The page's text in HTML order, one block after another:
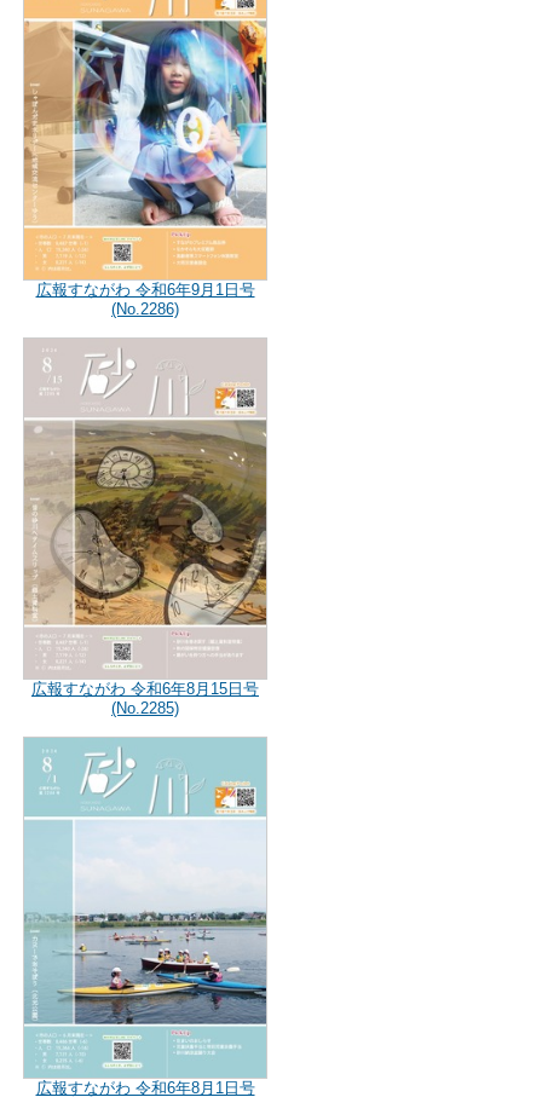
広報すながわ 令和6年9月1日号
(No.2286)
広報すながわ 令和6年8月15日号
(No.2285)
広報すながわ 令和6年8月1日号